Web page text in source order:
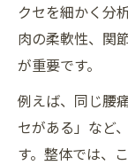
クセを細かく分
肉の柔軟性、関
が重要です。
例えば、同じ腰
セがある」など
す。整体では、